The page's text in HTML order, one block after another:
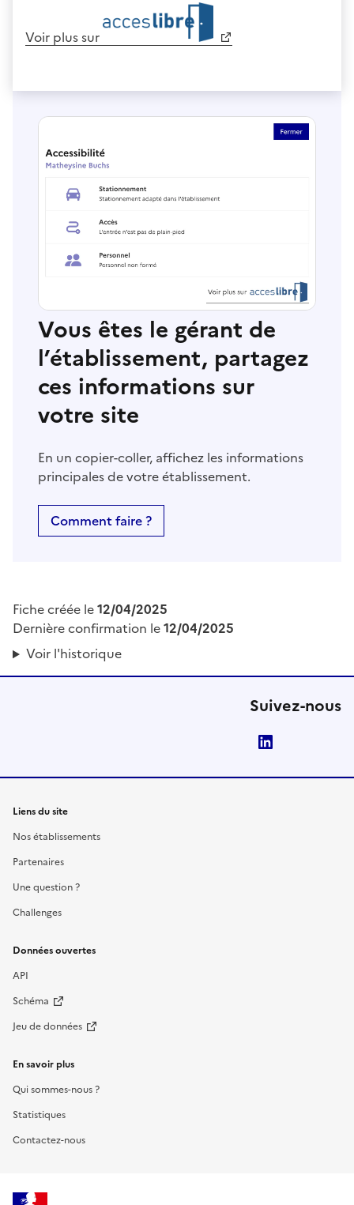
Voir plus sur
Vous êtes le gérant de
l’établissement, partagez
ces informations sur
votre site
En un copier-coller, affichez les informations
principales de votre établissement.
Comment faire ?
Fiche créée le12/04/2025
Dernière confirmation le12/04/2025
Voir l'historique
Suivez-nous
Liens du site
Nos établissements
Partenaires
Une question ?
Challenges
Données ouvertes
API
Schéma
Jeu de données
En savoir plus
Qui sommes-nous ?
Statistiques
Contactez-nous